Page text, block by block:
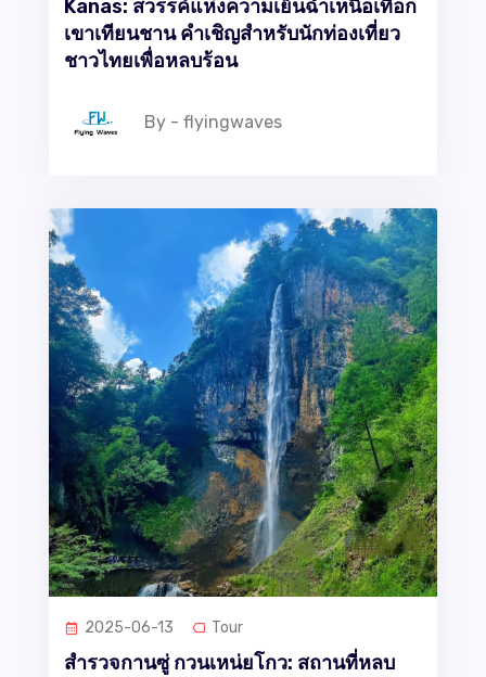
Kanas: สวรรค์แห่งความเย็นฉ่ำเหนือเทือก
เขาเทียนชาน คำเชิญสำหรับนักท่องเที่ยว
ชาวไทยเพื่อหลบร้อน
By - flyingwaves
2025-06-13 Tour
สำรวจกานซู่ กวนเหน่ยโกว: สถานที่หลบ